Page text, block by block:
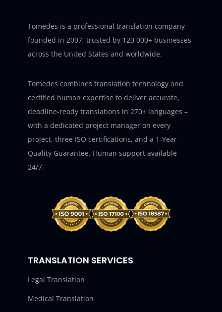
Tomedes is a professional translation company
founded in 2007, trusted by 120,000+ businesses
across the United States and worldwide.
Tomedes combines translation technology and
certified human expertise to deliver accurate,
deadline-ready translations in 270+ languages –
with a dedicated project manager on every
project, three ISO certifications, and a 1-Year
Quality Guarantee. Human support available
24/7.
TRANSLATION SERVICES
Legal Translation
Medical Translation